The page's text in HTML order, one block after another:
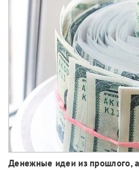
Денежные идеи из прошлого,